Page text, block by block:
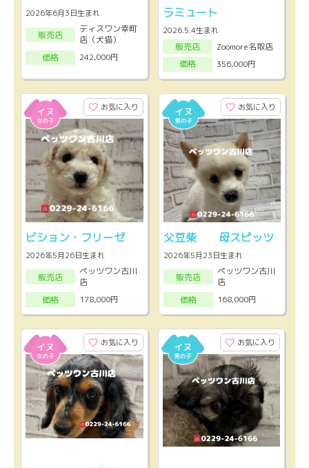
2026年6月3日生まれ
販売店
ディスワン幸町
店（犬猫）
価格
242,000円
ラミュート
2026.5.4生まれ
販売店
Zoomore名取店
価格
356,000円
お気に入り
ビション・フリーゼ
2026年5月26日生まれ
販売店
ペッツワン古川
店
価格
178,000円
お気に入り
父豆柴 母スピッツ
2026年5月23日生まれ
販売店
ペッツワン古川
店
価格
168,000円
お気に入り お気に入り